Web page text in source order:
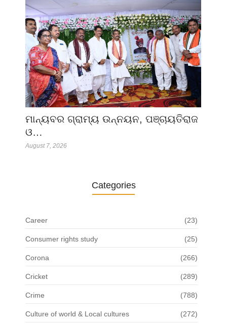
ମାନ୍ୟବର ଗ୍ରାମ୍ୟ ଉନ୍ନୟନ, ପଞ୍ଚାୟତିରାଜ
ଓ…
August 7, 2026
Categories
Career (23)
Consumer rights study (25)
Corona (266)
Cricket (289)
Crime (788)
Culture of world & Local cultures (272)